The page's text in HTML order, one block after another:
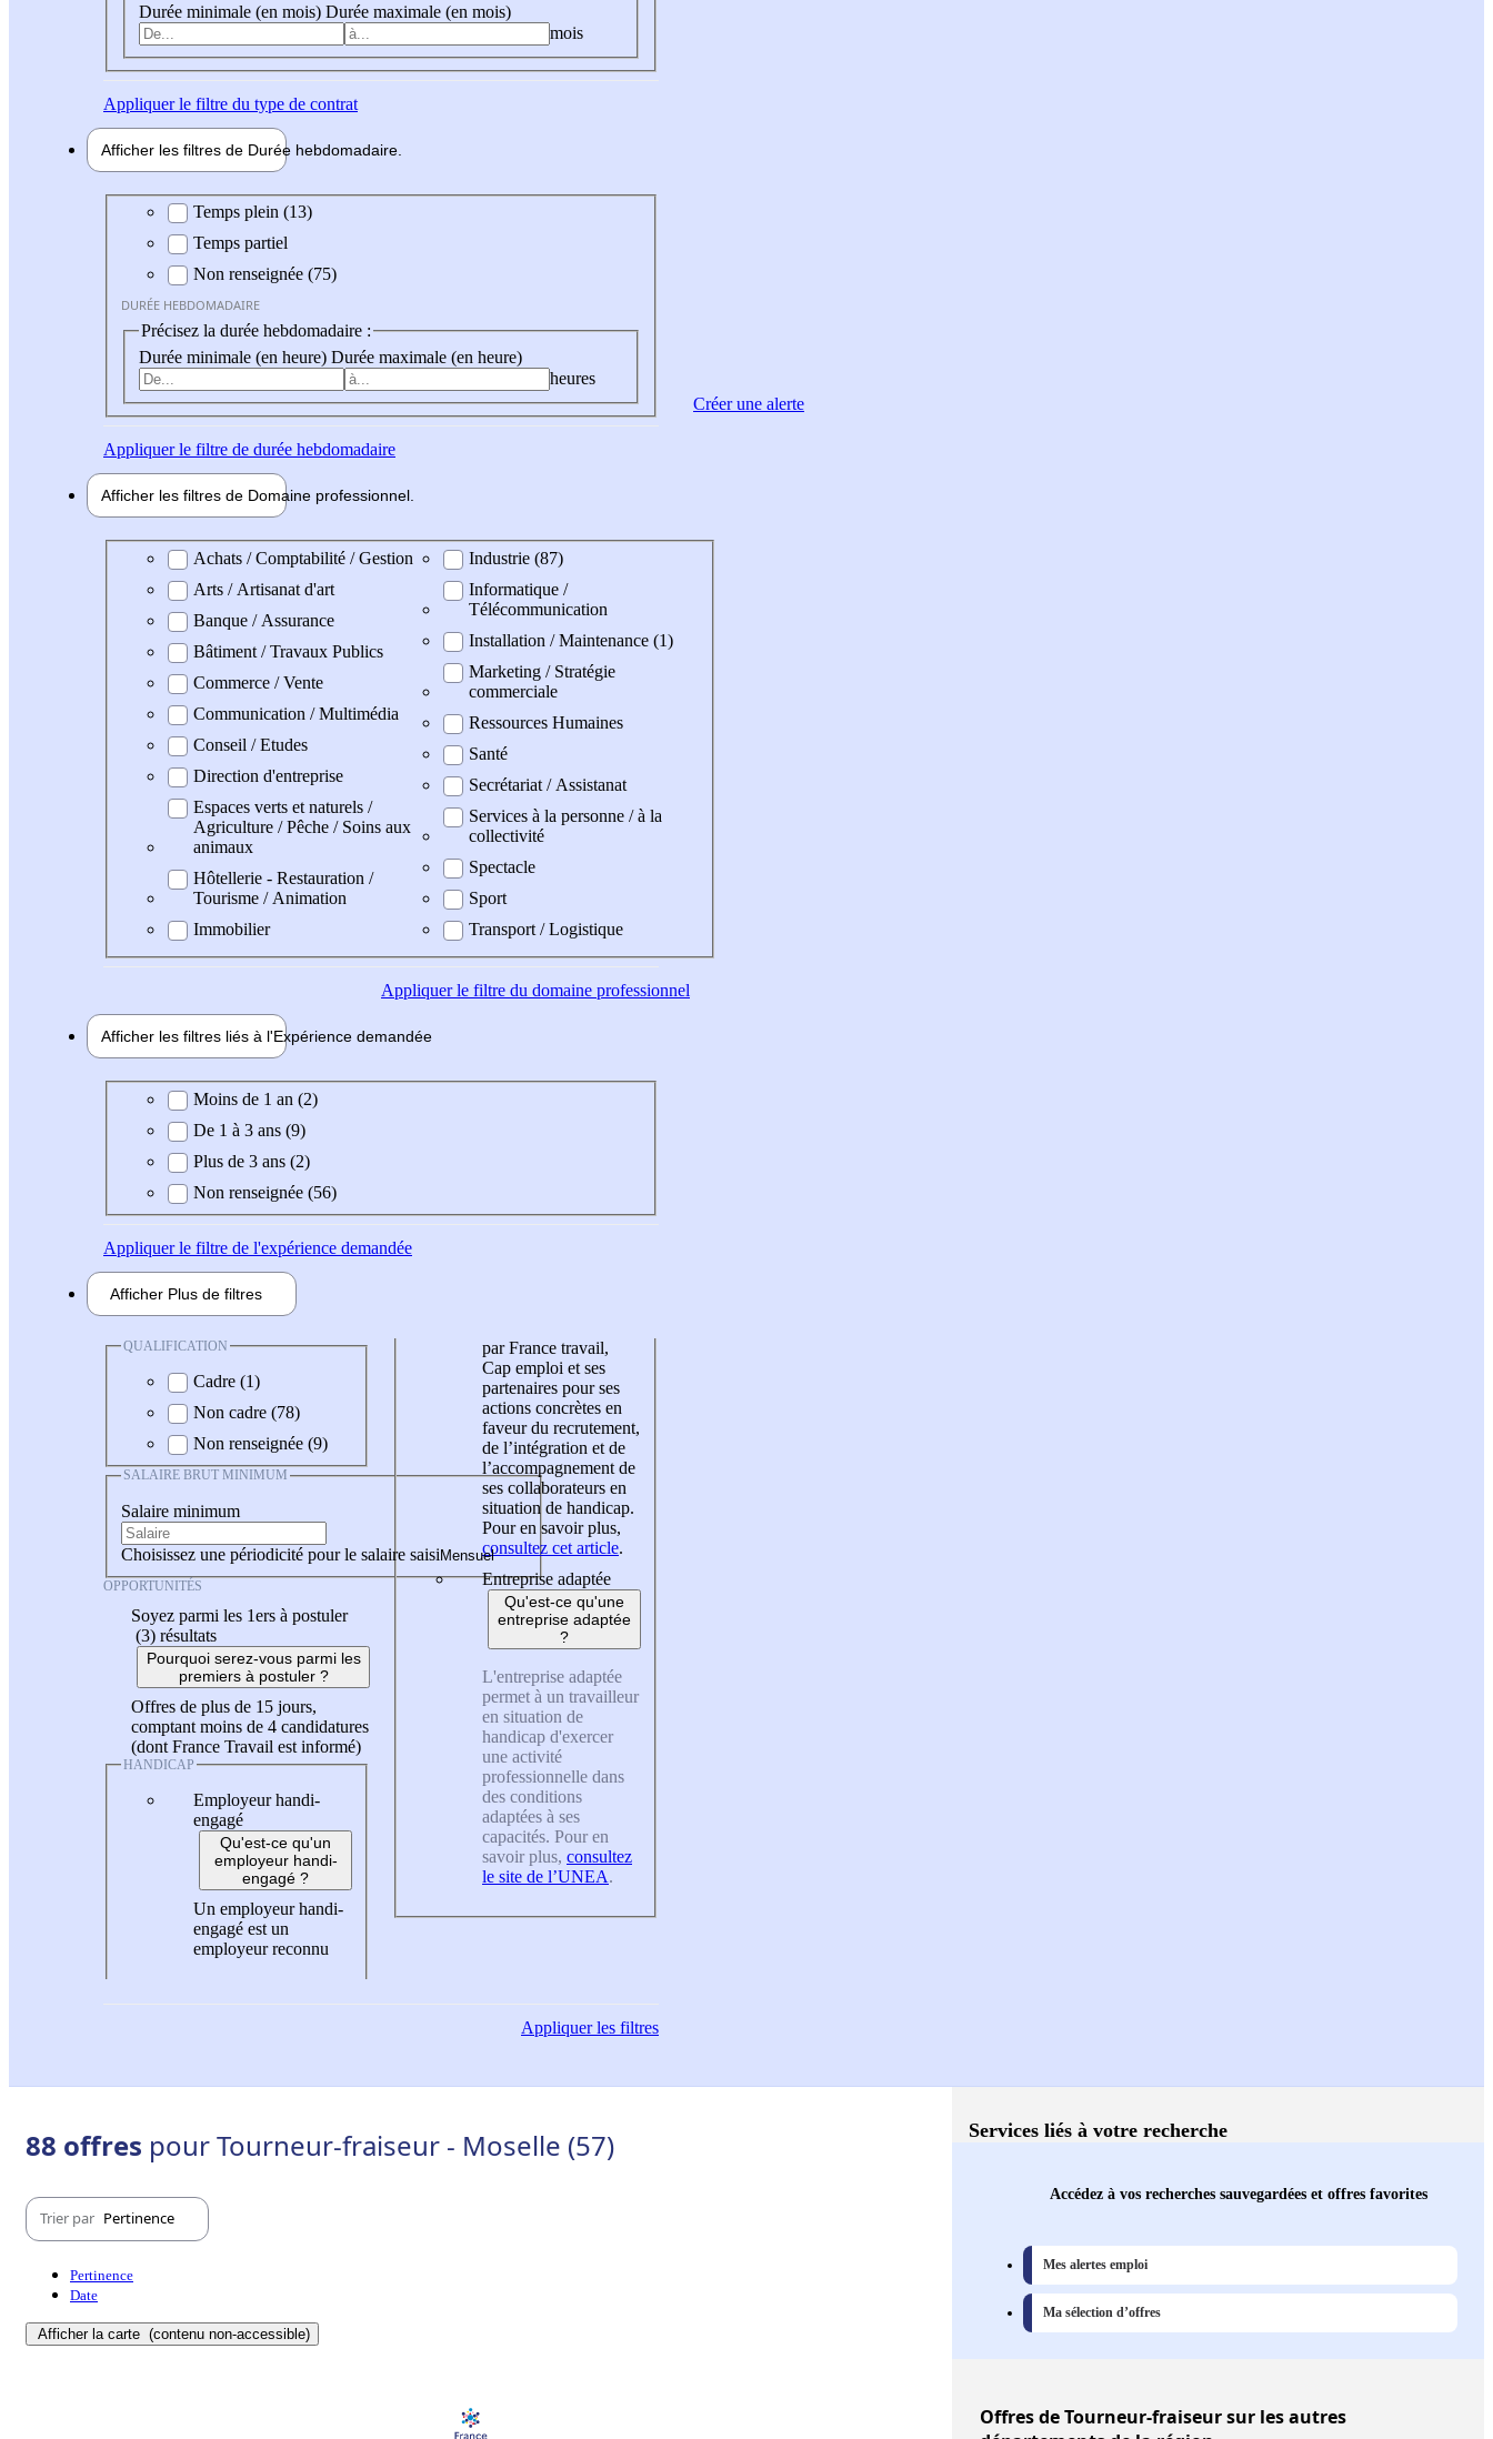
Durée minimale (en mois) Durée maximale (en mois)
mois
Appliquerle filtre du type de contrat
Afficher les filtres de Durée hebdomadaire
Durée hebdomadaire
Temps plein (13)
Temps partiel
Non renseignée (75)
DURÉE HEBDOMADAIRE
Précisez la durée hebdomadaire :
Durée minimale (en heure) Durée maximale (en heure)
heures
Appliquerle filtre de durée hebdomadaire
Afficher les filtres de Domaine professionnel
Domaine professionel
Achats / Comptabilité / Gestion
Arts / Artisanat d'art
Banque / Assurance
Bâtiment / Travaux Publics
Commerce / Vente
Communication / Multimédia
Conseil / Etudes
Direction d'entreprise
Espaces verts et naturels /
Agriculture / Pêche / Soins aux
animaux
Hôtellerie - Restauration /
Tourisme / Animation
Immobilier
Industrie (87)
Informatique /
Télécommunication
Installation / Maintenance (1)
Marketing / Stratégie
commerciale
Ressources Humaines
Santé
Secrétariat / Assistanat
Services à la personne / à la
collectivité
Spectacle
Sport
Transport / Logistique
Appliquerle filtre du domaine professionnel
Afficher les filtres liés à l'Expérience demandée
Expérience demandée
Moins de 1 an (2)
De 1 à 3 ans (9)
Plus de 3 ans (2)
Non renseignée (56)
Appliquerle filtre de l'expérience demandée
Afficher Plus de filtres
QUALIFICATION
Cadre (1)
Non cadre (78)
Non renseignée (9)
SALAIRE BRUT MINIMUM
Salaire minimum
Choisissez une périodicité pour le salaire saisi
OPPORTUNITÉS
Soyez parmi les 1ers à postuler
(3) résultats
Pourquoi serez-vous parmi les
premiers à postuler ?
Offres de plus de 15 jours,
comptant moins de 4 candidatures
(dont France Travail est informé)
HANDICAP
Employeur handi-
engagé
Qu'est-ce qu'un
employeur handi-
engagé ?
Un employeur handi-
engagé est un
employeur reconnu
par France travail,
Cap emploi et ses
partenaires pour ses
actions concrètes en
faveur du recrutement,
de l’intégration et de
l’accompagnement de
ses collaborateurs en
situation de handicap.
Pour en savoir plus,
consultez cet article.
Entreprise adaptée
Qu'est-ce qu'une
entreprise adaptée
?
L'entreprise adaptée
permet à un travailleur
en situation de
handicap d'exercer
une activité
professionnelle dans
des conditions
adaptées à ses
capacités. Pour en
savoir plus, consultez
le site de l’UNEA.
Appliquerles filtres
Créer une alerte
88 offres pour Tourneur-fraiseur - Moselle (57)
Trier par Pertinence
Pertinence
Date
Afficher la carte (contenu non-accessible)
Services liés à votre recherche
Accédez à vos recherches sauvegardées et offres favorites
Mes alertes emploi
Ma sélection d’offres
Offresde Tourneur-fraiseur sur les autres